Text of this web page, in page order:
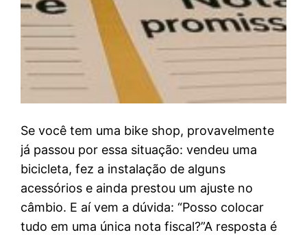
Se você tem uma bike shop, provavelmente
já passou por essa situação: vendeu uma
bicicleta, fez a instalação de alguns
acessórios e ainda prestou um ajuste no
câmbio. E aí vem a dúvida: “Posso colocar
tudo em uma única nota fiscal?”A resposta é